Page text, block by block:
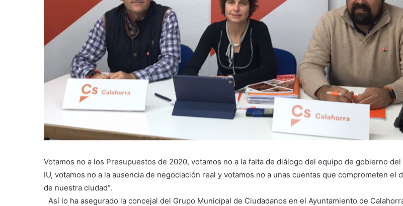
Votamos no a los Presupuestos de 2020, votamos no a la falta de diálogo del equipo de gobierno del
IU, votamos no a la ausencia de negociación real y votamos no a unas cuentas que comprometen el
de nuestra ciudad”.
Así lo ha asegurado la concejal del Grupo Municipal de Ciudadanos en el Ayuntamiento de